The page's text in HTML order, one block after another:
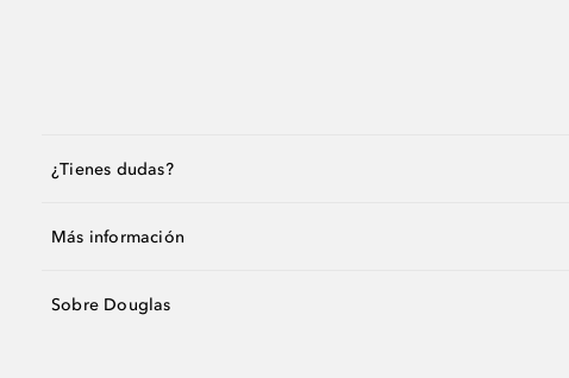
¿Tienes dudas?
Más información
Sobre Douglas